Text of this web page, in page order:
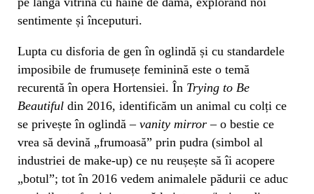
sentimente și începuturi.
Lupta cu disforia de gen în oglindă și cu standardele
imposibile de frumusețe feminină este o temă
recurentă în opera Hortensiei. În Trying to Be
Beautiful din 2016, identificăm un animal cu colți ce
se privește în oglindă – vanity mirror – o bestie ce
vrea să devină „frumoasă” prin pudra (simbol al
industriei de make-up) ce nu reușește să îi acopere
„botul”; tot în 2016 vedem animalele pădurii ce aduc